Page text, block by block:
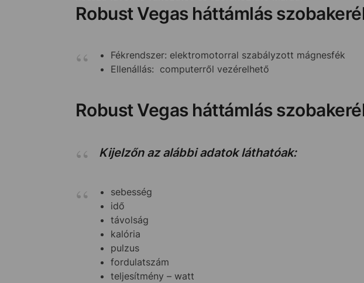
Robust Vegas háttámlás
Fékrendszer: elektromotorral szabályzott mágnesfék
Ellenállás: computerről vezérelhető
Robust Vegas háttámlás
Kijelzőn az alábbi adatok láthatóak:
sebesség
idő
távolság
kalória
pulzus
fordulatszám
teljesítmény – watt